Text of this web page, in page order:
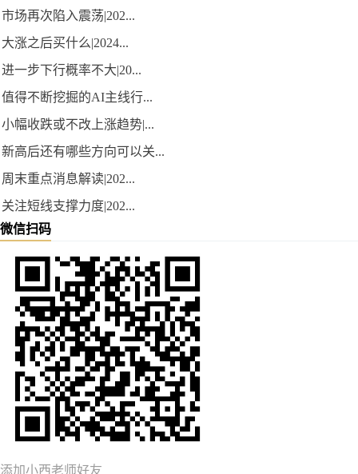
市场再次陷入震荡|202...
大涨之后买什么|2024...
进一步下行概率不大|20...
值得不断挖掘的AI主线行...
小幅收跌或不改上涨趋势|...
新高后还有哪些方向可以关...
周末重点消息解读|202...
关注短线支撑力度|202...
微信扫码
添加小西老师好友